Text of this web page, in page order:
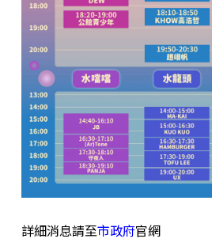
詳細消息請至市政府官網